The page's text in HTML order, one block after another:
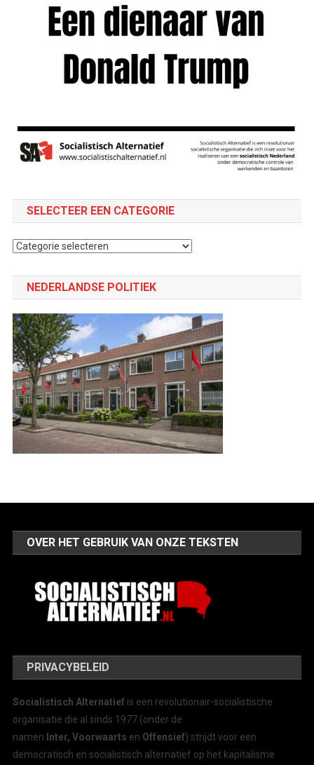
SELECTEER EEN CATEGORIE
Selecteer
NEDERLANDSE POLITIEK
OVER HET GEBRUIK VAN ONZE TEKSTEN
PRIVACYBELEID
Socialistisch Alternatief is een revolutionair-socialistische
organisatie die al sinds 1977 (onder de
namen Inter, Voorwaarts en Offensief) strijdt voor een
democratisch en socialistisch alternatief op het kapitalisme